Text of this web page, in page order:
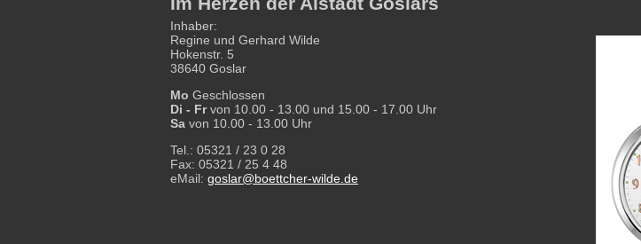
Inhaber:
Regine und Gerhard Wilde
Hokenstr. 5
38640 Goslar
Mo Geschlossen
Di - Frvon 10.00 - 13.00 und 15.00 - 17.00 Uhr
Sa von 10.00 - 13.00 Uhr
Tel.: 05321 / 23 0 28
Fax: 05321 / 25 4 48
eMail: goslar@boettcher-wilde.de